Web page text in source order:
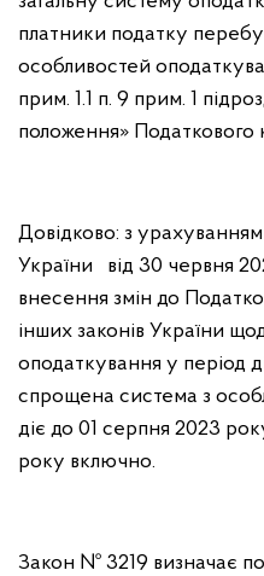
платники податку
особливостей
прим. 1.1 п. 9 прим. 1
положення» Податкового
Довідково: з
України від 30 червня
внесення змін до
інших законів України
оподаткування у період
спрощена система з
діє до 01 серпня 2023
року включно.
Закон № 3219 визначає